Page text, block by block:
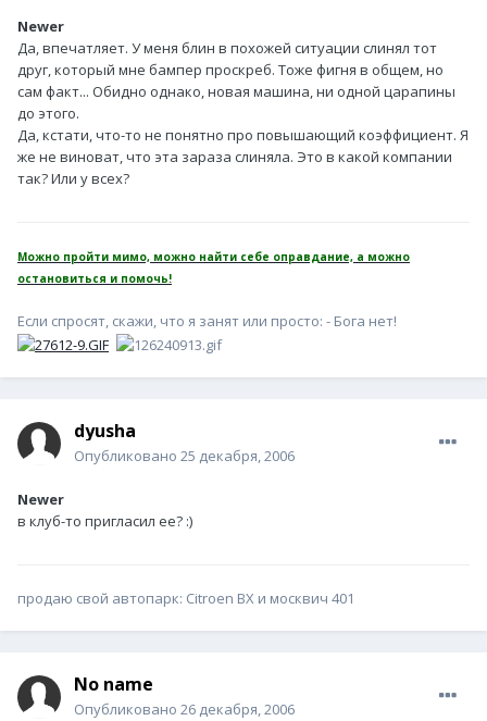
Newer
Да, впечатляет. У меня блин в похожей ситуации слинял тот
друг, который мне бампер проскреб. Тоже фигня в общем, но
сам факт... Обидно однако, новая машина, ни одной царапины
до этого.
Да, кстати, что-то не понятно про повышающий коэффициент. Я
же не виноват, что эта зараза слиняла. Это в какой компании
так? Или у всех?
Можно пройти мимо, можно найти себе оправдание, а можно
остановиться и помочь!
Если спросят, скажи, что я занят или просто: - Бога нет!
dyusha
Опубликовано 25 декабря, 2006
Newer
в клуб-то пригласил ее? :)
продаю свой автопарк: Citroen BX и москвич 401
No name
Опубликовано 26 декабря, 2006